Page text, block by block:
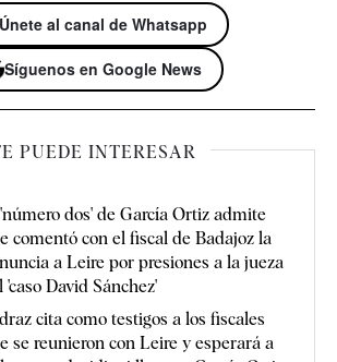
Únete al canal de Whatsapp
Síguenos en Google News
PUEDE INTERESAR
dos' de García Ortiz admite
comentó con el fiscal de Badajoz la
a Leire por presiones a la jueza
'caso David Sánchez'
cita como testigos a los fiscales
se reunieron con Leire y esperará a